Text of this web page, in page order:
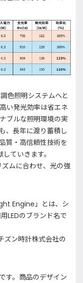
色照明システムへと
い発光効率は省エネ
ブルな照明環境の実
、長年に渡り蓄積し
質・高信頼性技術を
ていきます。
ムに合わせ、光の強
Engine」とは、シ
LEDのブランド名で
ズン時計株式会社の
す。商品のデザイン